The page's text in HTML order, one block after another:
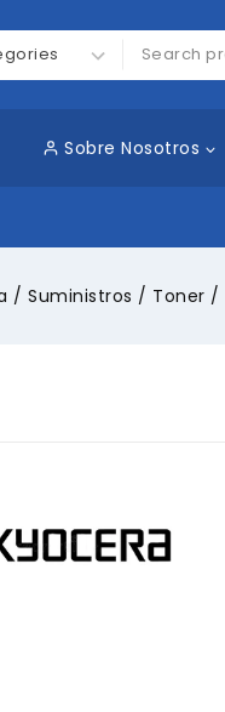
Sobre Nosotros
/ Suministros / Toner /